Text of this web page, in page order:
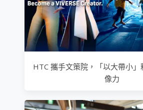
HTC 攜手文策院，「以大帶小」
像力